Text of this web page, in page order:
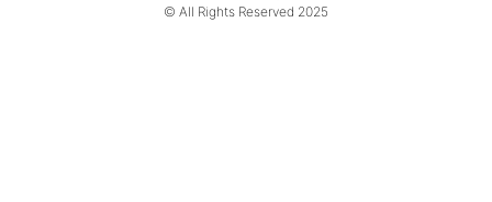
© All Rights Reserved 2025